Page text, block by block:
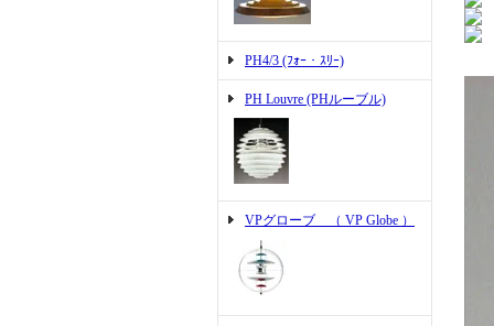
PH4/3 (ﾌｫｰ・ｽﾘｰ)
PH Louvre (PHルーブル)
VPグローブ （ VP Globe ）